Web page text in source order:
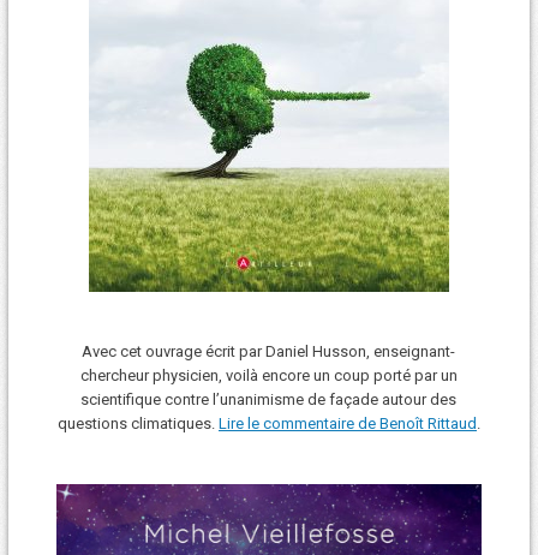
Avec cet ouvrage écrit par Daniel Husson, enseignant-
chercheur physicien, voilà encore un coup porté par un
scientifique contre l’unanimisme de façade autour des
questions climatiques. Lire le commentaire de Benoît Rittaud